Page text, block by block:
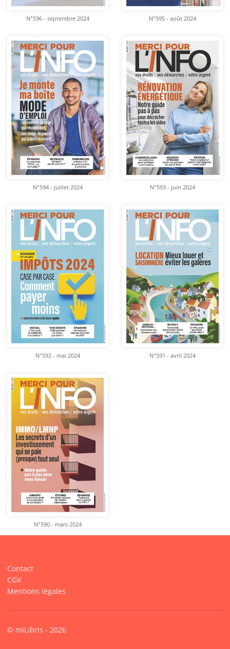
N°596 - septembre 2024 N°595 - août 2024
N°594 - juillet 2024 N°593 - juin 2024
N°592 - mai 2024 N°591 - avril 2024
N°590 - mars 2024
Contact
CGV
Mentions légales
© miLibris - 2026